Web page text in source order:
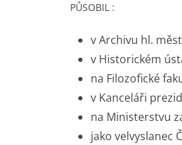
PŮSOBIL :
v Archivu hl.
v Historickém
na Filozofické
v Kanceláři
na Ministerstvu
jako velvyslanec